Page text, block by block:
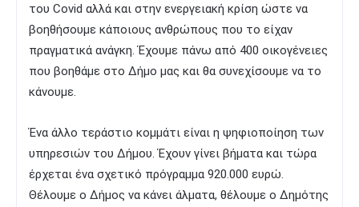
του Covid αλλά και στην ενεργειακή κρίση ώστε να
βοηθήσουμε κάποιους ανθρώπους που το είχαν
πραγματικά ανάγκη. Έχουμε πάνω από 400 οικογένειες
που βοηθάμε στο Δήμο μας και θα συνεχίσουμε να το
κάνουμε.
Ένα άλλο τεράστιο κομμάτι είναι η ψηφιοποίηση των
υπηρεσιών του Δήμου. Έχουν γίνει βήματα και τώρα
έρχεται ένα σχετικό πρόγραμμα 920.000 ευρώ.
Θέλουμε ο Δήμος να κάνει άλματα, θέλουμε ο Δημότης